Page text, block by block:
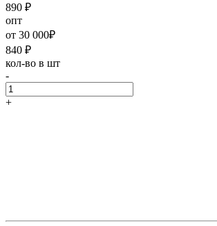
890 ₽
опт
от 30 000₽
840 ₽
кол-во в шт
-
+